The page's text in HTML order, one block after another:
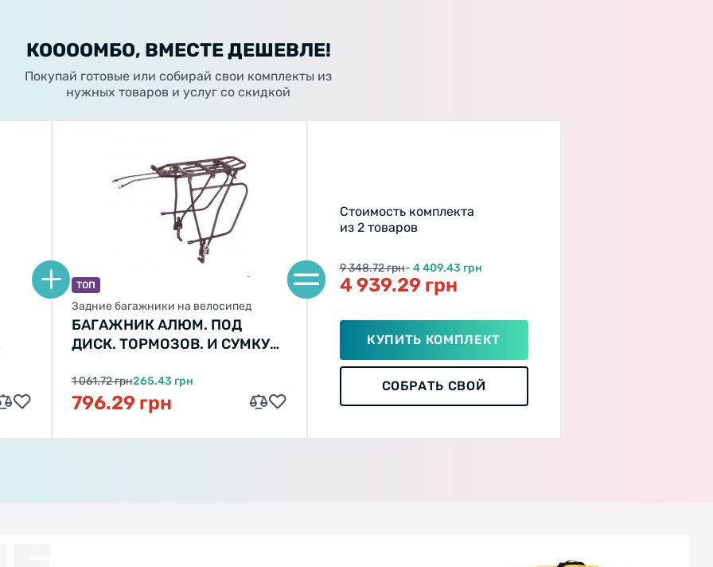
КООООМБО, ВМЕСТЕ ДЕШЕВЛЕ!
Покупай готовые или собирай свои комплекты из
нужных товаров и услуг со скидкой
ТОП
Задние багажники на велосипед
БАГАЖНИК АЛЮМ. ПОД
ДИСК. ТОРМОЗОВ. И СУМКУ
(ЧЕРНЫЙ)
1 061.72 грн265.43 грн
796.29 грн
Стоимость комплекта
из 2 товаров
9 348.72 грн- 4 409.43 грн
4 939.29 грн
КУПИТЬ КОМПЛЕКТ
СОБРАТЬ СВОЙ